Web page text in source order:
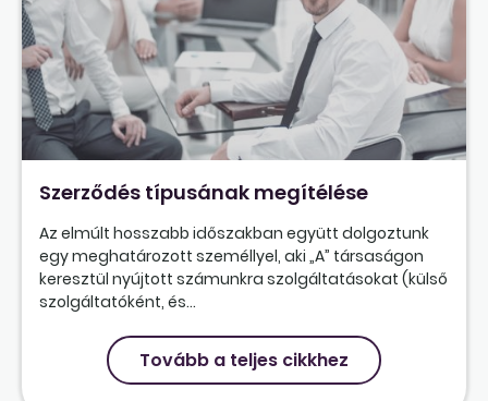
Szerződés típusának megítélése
Az elmúlt hosszabb időszakban együtt dolgoztunk
egy meghatározott személlyel, aki „A” társaságon
keresztül nyújtott számunkra szolgáltatásokat (külső
szolgáltatóként, és...
Tovább a teljes cikkhez